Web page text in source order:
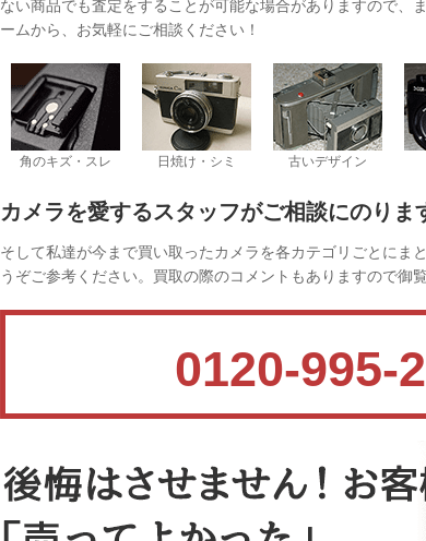
ない商品でも査定をすることが可能な場合がありますので、
ームから、お気軽にご相談ください！
角のキズ・スレ 日焼け・シミ 古いデザイン
カメラを愛するスタッフがご相談にのりま
そして私達が今まで買い取ったカメラを各カテゴリごとにま
うぞご参考ください。買取の際のコメントもありますので御覧
0120-995-